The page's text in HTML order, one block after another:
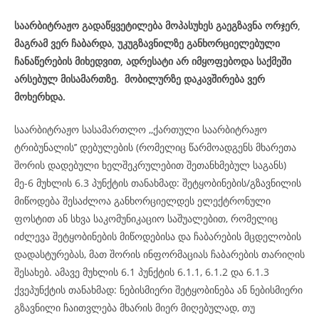
საარბიტრაჟო გადაწყვეტილება მოპასუხეს გაეგზავნა ორჯერ,
მაგრამ ვერ ჩაბარდა, უკუგზავნილზე განხორციელებული
ჩანაწერების მიხედვით, ადრესატი არ იმყოფებოდა საქმეში
არსებულ მისამართზე. მობილურზე დაკავშირება ვერ
მოხერხდა.
საარბიტრაჟო სასამართლო ,,ქართული საარბიტრაჟო
ტრიბუნალის’’ დებულების (რომელიც წარმოადგენს მხარეთა
შორის დადებული ხელშეკრულებით შეთანხმებულ საგანს)
მე-6 მუხლის 6.3 პუნქტის თანახმად: შეტყობინების/გზავნილის
მიწოდება შესაძლოა განხორციელდეს ელექტრონული
ფოსტით ან სხვა საკომუნიკაციო საშუალებით, რომელიც
იძლევა შეტყობინების მიწოდებისა და ჩაბარების მცდელობის
დადასტურებას, მათ შორის ინფორმაციას ჩაბარების თარიღის
შესახებ. ამავე მუხლის 6.1 პუნქტის 6.1.1, 6.1.2 და 6.1.3
ქვეპუნქტის თანახმად: ნებისმიერი შეტყობინება ან ნებისმიერი
გზავნილი ჩაითვლება მხარის მიერ მიღებულად, თუ